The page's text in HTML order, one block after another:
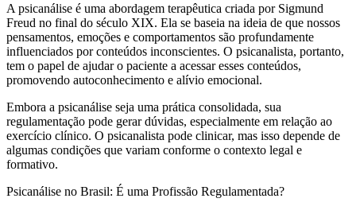
A psicanálise é uma abordagem terapêutica criada por Sigmund
Freud no final do século XIX. Ela se baseia na ideia de que nossos
pensamentos, emoções e comportamentos são profundamente
influenciados por conteúdos inconscientes. O psicanalista, portanto,
tem o papel de ajudar o paciente a acessar esses conteúdos,
promovendo autoconhecimento e alívio emocional.
Embora a psicanálise seja uma prática consolidada, sua
regulamentação pode gerar dúvidas, especialmente em relação ao
exercício clínico. O psicanalista pode clinicar, mas isso depende de
algumas condições que variam conforme o contexto legal e
formativo.
Psicanálise no Brasil: É uma Profissão Regulamentada?